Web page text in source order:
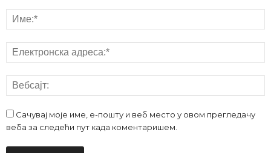
Сачувај моје име, е-пошту и веб место у овом прегледачу
веба за следећи пут када коментаришем.